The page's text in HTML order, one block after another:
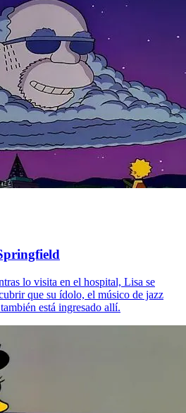
lo visita en el hospital, Lisa se
que su ídolo, el músico de jazz
está ingresado allí.